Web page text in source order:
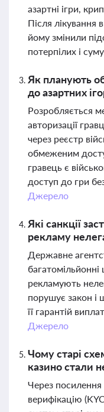
азартні ігри,
Після лікування
йому змінили
потерпілих і
Як планують
до азартних
Розробляється
авторизації
через реєстр
обмеженим
гравець є
доступ до гри
Джерело
Які санкції
рекламу
Державне
багатомільйонні
рекламують
порушує закон і
її гарантій
Джерело
Чому старі
казино стали
Через посилення
верифікацію